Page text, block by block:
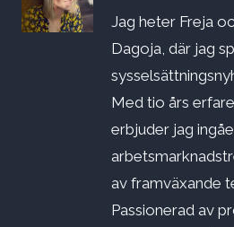
Jag heter Freja
Dagoja, där jag
Med tio års
erbjuder jag
av framväxande
Passionerad av